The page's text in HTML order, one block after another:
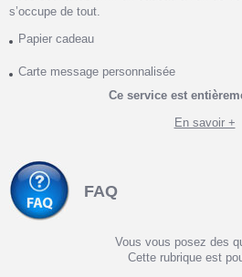
s’occupe de tout.
Papier cadeau
Carte message personnalisée
Ce service est
En savoir +
FAQ
Vous vous posez des
Cette rubrique est